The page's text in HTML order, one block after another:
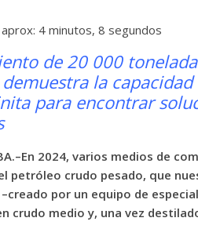
4 minutos, 8 segundos
de 20 000
la
para encontrar
2024, varios medios de
petróleo crudo pesado, que
por un equipo de
crudo medio y, una vez